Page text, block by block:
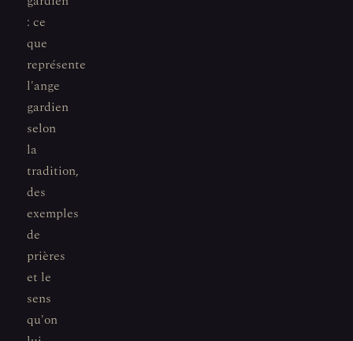
: ce
que
représente
l'ange
gardien
selon
la
tradition,
des
exemples
de
prières
et le
sens
qu'on